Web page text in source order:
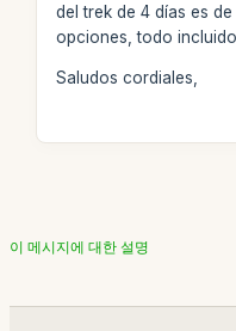
del trek de 4 días es
opciones, todo
Saludos cordiales,
이 메시지에 대한 설명